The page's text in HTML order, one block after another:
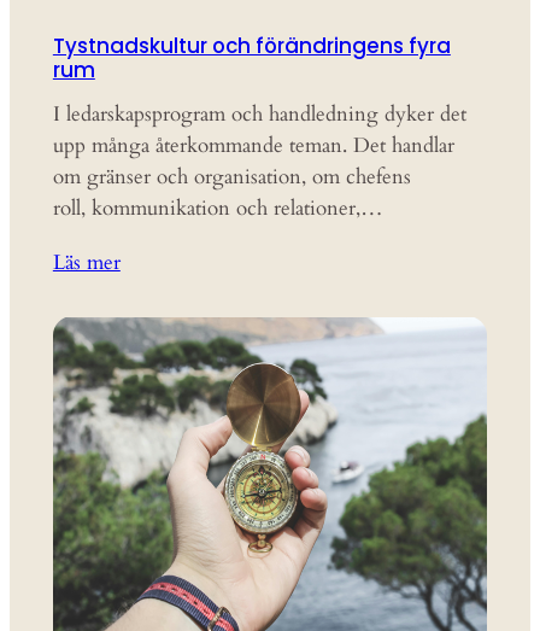
Tystnadskultur och förändringens fyra
rum
I ledarskapsprogram och handledning dyker det
upp många återkommande teman. Det handlar
om gränser och organisation, om chefens
roll, kommunikation och relationer,…
Läs mer